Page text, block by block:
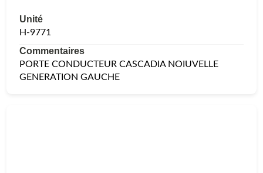
Unité
H-9771
Commentaires
PORTE CONDUCTEUR CASCADIA NOIUVELLE
GENERATION GAUCHE